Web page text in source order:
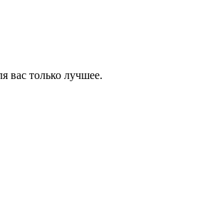
вас только лучшее.